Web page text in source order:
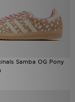
Samba OG Pony